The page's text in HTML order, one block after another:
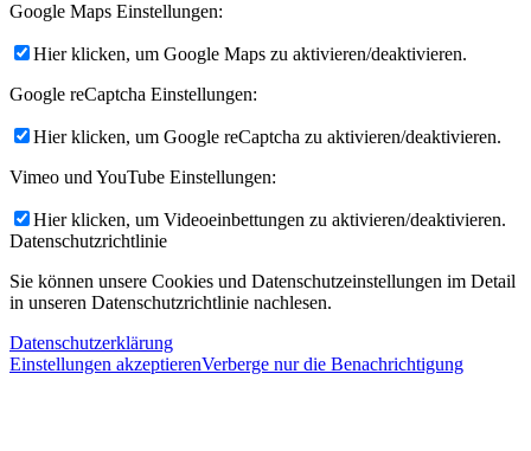
Google Maps Einstellungen:
Hier klicken, um Google Maps zu aktivieren/deaktivieren.
Google reCaptcha Einstellungen:
Hier klicken, um Google reCaptcha zu aktivieren/deaktivieren.
Vimeo und YouTube Einstellungen:
Hier klicken, um Videoeinbettungen zu aktivieren/deaktivieren.
Datenschutzrichtlinie
Sie können unsere Cookies und Datenschutzeinstellungen im Detail
in unseren Datenschutzrichtlinie nachlesen.
Datenschutzerklärung
Einstellungen akzeptierenVerberge nur die Benachrichtigung